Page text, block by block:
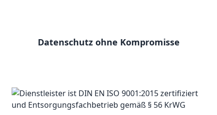
Datenschutz ohne Kompromisse